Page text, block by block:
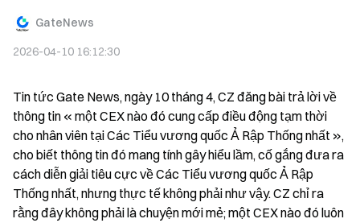
GateNews
2026-04-10 16:12:30
Tin tức Gate News, ngày 10 tháng 4, CZ đăng bài trả lời về
thông tin « một CEX nào đó cung cấp điều động tạm thời
cho nhân viên tại Các Tiểu vương quốc Ả Rập Thống nhất »,
cho biết thông tin đó mang tính gây hiểu lầm, cố gắng đưa ra
cách diễn giải tiêu cực về Các Tiểu vương quốc Ả Rập
Thống nhất, nhưng thực tế không phải như vậy. CZ chỉ ra
rằng đây không phải là chuyện mới mẻ; một CEX nào đó luôn